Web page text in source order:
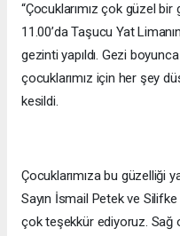
“Çocuklarımız çok güzel
11.00’da Taşucu Yat
gezinti yapıldı. Gezi
çocuklarımız için her şey
kesildi.
Çocuklarımıza bu güzelliği
Sayın İsmail Petek ve
çok teşekkür ediyoruz. Sağ